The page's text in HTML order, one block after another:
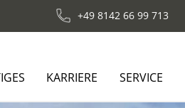
+49 8142 66 99 713
KARRIERE SERVICE